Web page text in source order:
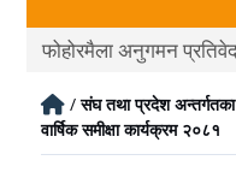
फोहोरमैला अनुगमन
/संघ तथा प्रदेश
वार्षिक समीक्षा कार्यक्रम २०८१